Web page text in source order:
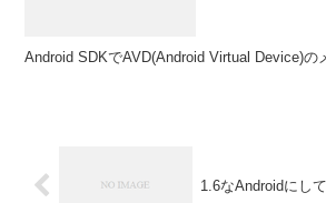
Android SDKでAVD(Android Virtual Device)の
1.6なAndroidにし